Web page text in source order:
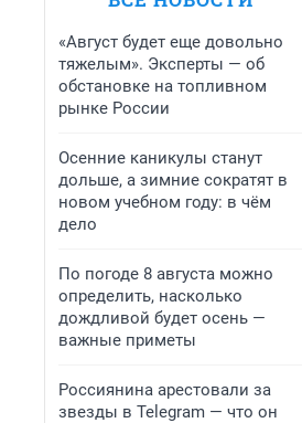
«Август будет еще довольно
тяжелым». Эксперты — об
обстановке на топливном
рынке России
Осенние каникулы станут
дольше, а зимние сократят в
новом учебном году: в чём
дело
По погоде 8 августа можно
определить, насколько
дождливой будет осень —
важные приметы
Россиянина арестовали за
звезды в Telegram — что он